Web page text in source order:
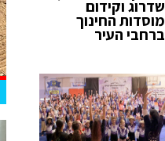
שדרוג וקידום
מוסדות החינוך
ברחבי העיר